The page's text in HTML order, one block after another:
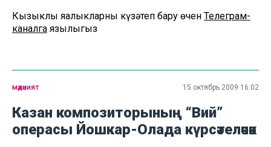
Кызыклы яңалыкларны күзәтеп бару өчен Телеграм-
каналга язылыгыз
мәдәният 15 октябрь 2009 16:02
Казан композиторының “Вий”
операсы Йошкар-Олада күрсәтеләчәк